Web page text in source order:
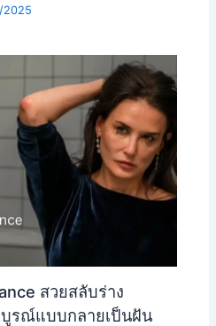
2025
สวยสลับร่าง
รณ์แบบกลายเป็นฝัน